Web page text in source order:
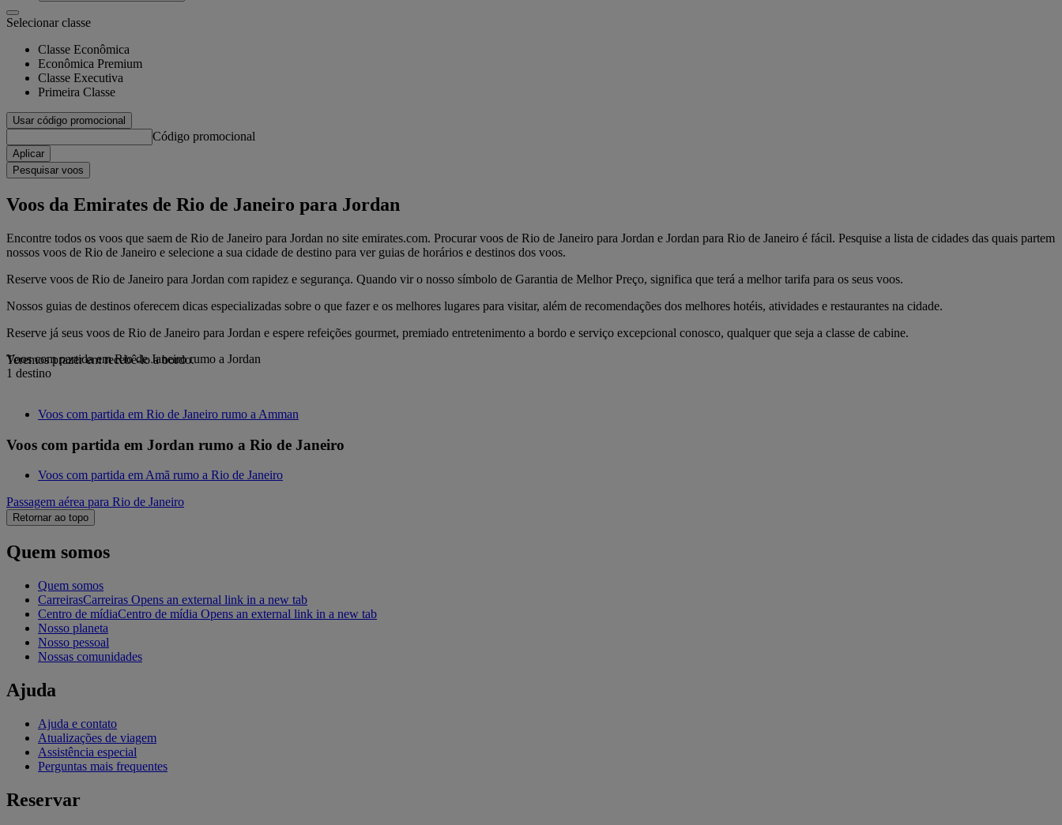
Selecionar classe
Classe Econômica
Econômica Premium
Classe Executiva
Primeira Classe
Usar código promocional
Código promocional
Aplicar
Pesquisar voos
Voos da Emirates de Rio de Janeiro para Jordan
Encontre todos os voos que saem de Rio de Janeiro para Jordan no site emirates.com. Procurar voos de Rio de Janeiro para Jordan e Jordan para Rio de Janeiro é fácil. Pesquise a lista de cidades das quais partem
nossos voos de Rio de Janeiro e selecione a sua cidade de destino para ver guias de horários e destinos dos voos.
Reserve voos de Rio de Janeiro para Jordan com rapidez e segurança. Quando vir o nosso símbolo de Garantia de Melhor Preço, significa que terá a melhor tarifa para os seus voos.
Nossos guias de destinos oferecem dicas especializadas sobre o que fazer e os melhores lugares para visitar, além de recomendações dos melhores hotéis, atividades e restaurantes na cidade.
Reserve já seus voos de Rio de Janeiro para Jordan e espere refeições gourmet, premiado entretenimento a bordo e serviço excepcional conosco, qualquer que seja a classe de cabine.
Teremos prazer em recebê-lo a bordo.
Voos com partida em Rio de Janeiro rumo a Jordan
1 destino
Voos com partida em Rio de Janeiro rumo a Amman
Voos com partida em Jordan rumo a Rio de Janeiro
Voos com partida em Amã rumo a Rio de Janeiro
Passagem aérea para Rio de Janeiro
Retornar ao topo
Quem somos
Quem somos
CarreirasCarreiras Opens an external link in a new tab
Centro de mídiaCentro de mídia Opens an external link in a new tab
Nosso planeta
Nosso pessoal
Nossas comunidades
Ajuda
Ajuda e contato
Atualizações de viagem
Assistência especial
Perguntas mais frequentes
Reservar